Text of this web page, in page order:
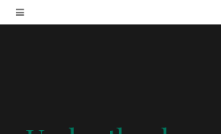
Accéder
au